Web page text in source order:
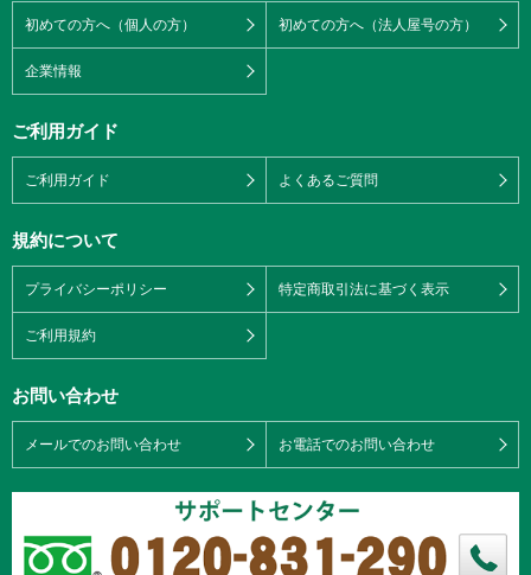
初めての方へ（個人の方） 初めての方へ（法人屋号の方）
企業情報
ご利用ガイド
ご利用ガイド よくあるご質問
規約について
プライバシーポリシー 特定商取引法に基づく表示
ご利用規約
お問い合わせ
メールでのお問い合わせ お電話でのお問い合わせ